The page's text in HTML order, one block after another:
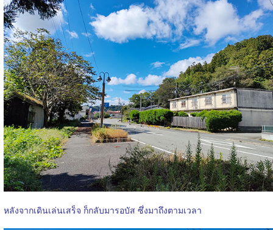
หลังจากเดินเล่นเสร็จ ก็กลับมารอบัส ซึ่งมาถึงตามเวลา